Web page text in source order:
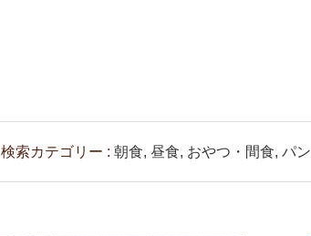
検索カテゴリー 朝食, 昼食, おやつ・間食, パン